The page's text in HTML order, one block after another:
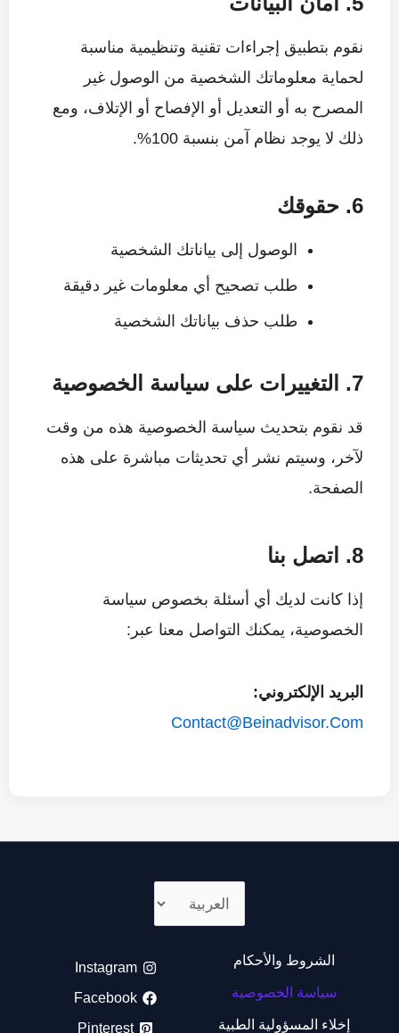
نقوم بتطبيق إجراءات تقنية وتنظيمية مناسبة
لحماية معلوماتك الشخصية من الوصول غير
المصرح به أو التعديل أو الإفصاح أو الإتلاف، ومع
ذلك لا يوجد نظام آمن بنسبة 100%.
الوصول إلى بياناتك الشخصية
طلب تصحيح أي معلومات غير دقيقة
طلب حذف بياناتك الشخصية
قد نقوم بتحديث سياسة الخصوصية هذه من وقت
لآخر، وسيتم نشر أي تحديثات مباشرة على هذه
الصفحة.
إذا كانت لديك أي أسئلة بخصوص سياسة
الخصوصية، يمكنك التواصل معنا عبر:
البريد الإلكتروني:
Contact@beinadvisor.com
لغة
الشروط والأحكام
سياسة الخصوصية
إخلاء المسؤولية الطبية
Instagram
Facebook
Pinterest